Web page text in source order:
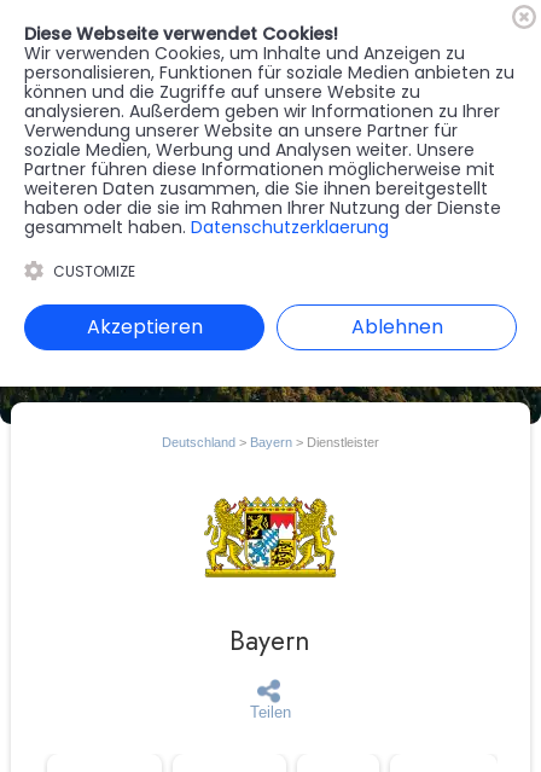
MENU
🇦🇹 Register
Deutschland> Bayern> Dienstleister
Teilen
Bayern
Diese Webseite verwendet Cookies!
Wir verwenden Cookies, um Inhalte und Anzeigen zu
personalisieren, Funktionen für soziale Medien anbieten zu
können und die Zugriffe auf unsere Website zu
analysieren. Außerdem geben wir Informationen zu Ihrer
Verwendung unserer Website an unsere Partner für
soziale Medien, Werbung und Analysen weiter. Unsere
Partner führen diese Informationen möglicherweise mit
weiteren Daten zusammen, die Sie ihnen bereitgestellt
haben oder die sie im Rahmen Ihrer Nutzung der Dienste
gesammelt haben. Datenschutzerklaerung
CUSTOMIZE
Akzeptieren Ablehnen